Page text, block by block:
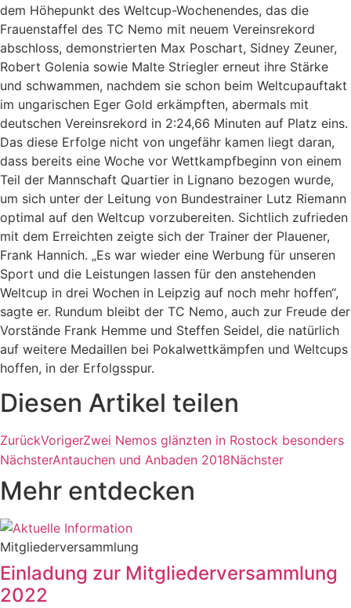
dem Höhepunkt des Weltcup-Wochenendes, das die
Frauenstaffel des TC Nemo mit neuem Vereinsrekord
abschloss, demonstrierten Max Poschart, Sidney Zeuner,
Robert Golenia sowie Malte Striegler erneut ihre Stärke
und schwammen, nachdem sie schon beim Weltcupauftakt
im ungarischen Eger Gold erkämpften, abermals mit
deutschen Vereinsrekord in 2:24,66 Minuten auf Platz eins.
Das diese Erfolge nicht von ungefähr kamen liegt daran,
dass bereits eine Woche vor Wettkampfbeginn von einem
Teil der Mannschaft Quartier in Lignano bezogen wurde,
um sich unter der Leitung von Bundestrainer Lutz Riemann
optimal auf den Weltcup vorzubereiten. Sichtlich zufrieden
mit dem Erreichten zeigte sich der Trainer der Plauener,
Frank Hannich. „Es war wieder eine Werbung für unseren
Sport und die Leistungen lassen für den anstehenden
Weltcup in drei Wochen in Leipzig auf noch mehr hoffen“,
sagte er. Rundum bleibt der TC Nemo, auch zur Freude der
Vorstände Frank Hemme und Steffen Seidel, die natürlich
auf weitere Medaillen bei Pokalwettkämpfen und Weltcups
hoffen, in der Erfolgsspur.
Diesen Artikel teilen
ZurückVorigerZwei Nemos glänzten in Rostock besonders
NächsterAntauchen und Anbaden 2018Nächster
Mehr entdecken
Mitgliederversammlung
Einladung zur Mitgliederversammlung
2022